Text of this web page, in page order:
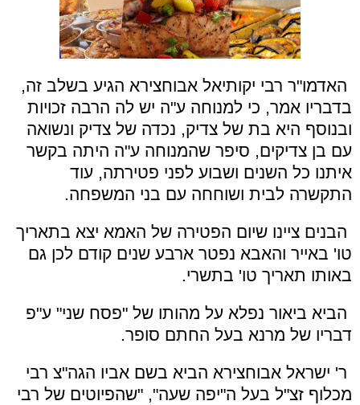
האדמו"ר רבי יקותיאל אבוחצירא הגיע בשלב זה,
בדבריו אמר, כי למנוחה ע"ה יש לה הרבה זכויות
ובנוסף היא בת של צדיק, נכדה של צדיק ונשואה
עם בן צדיקים, סיפר שהמנוחה ע"ה היתה בקשר
איתנו כל השנים ושבוע לפני פטירתה, עוד
התקשרה לבית ושוחחה עם בני המשפחה.
הבנים ציינו שיום הפטירה של האמא יצא בתאריך
טו' באייר והאבא נפטר ארבע שנים קודם לכן גם
באותו תאריך טו' בתשרי.
הביא ביאור נפלא על מהותו של "פסח שני" ע"פ
דבריו של מרנא בעל החתם סופר.
ר' ישראל אבוחצירא הביא בשם אביו הגה"צ רבי
מכלוף זצ"ל בעל ה"יפה שעה", "שהפיוטים של רבי